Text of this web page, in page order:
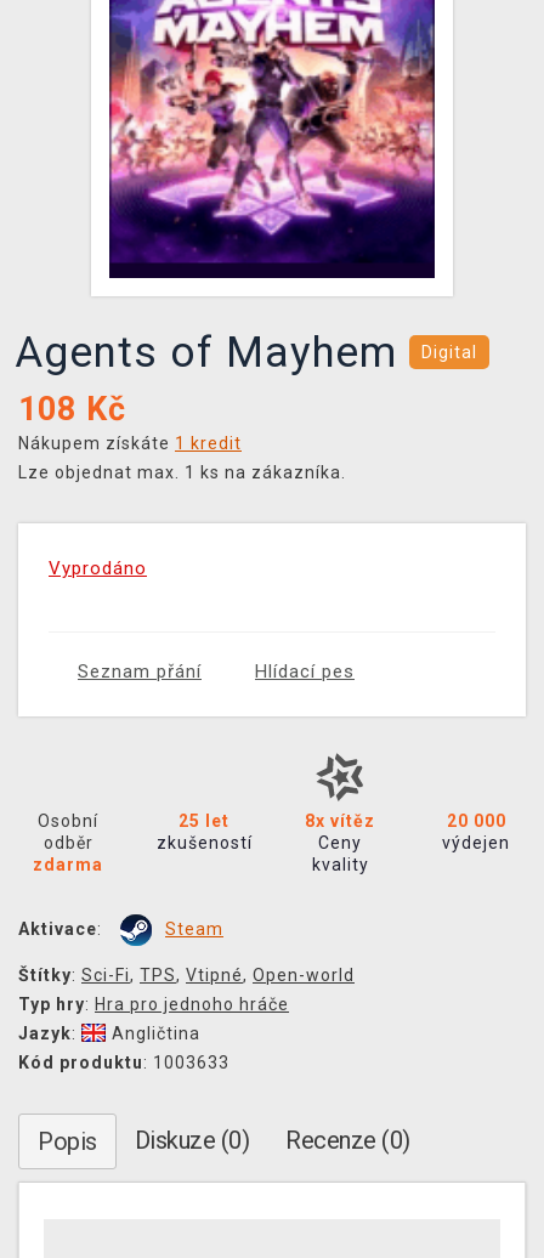
DOPRAVA
XZONE KLUB
TCG & BOARDGAME HUB
VÝKUP HER (BAZAR)
Agents of Mayhem Digital
108 Kč
Nákupem získáte 1 kredit
Lze objednat max. 1 ks na zákazníka.
Vyprodáno
Seznam přání Hlídací pes
Osobní
odběr
zdarma
25 let
zkušeností
8x vítěz
Ceny
kvality
20 000
výdejen
Aktivace: Steam
Štítky: Sci-Fi, TPS, Vtipné, Open-world
Typ hry: Hra pro jednoho hráče
Jazyk:
Angličtina
Kód produktu: 1003633
Popis Diskuze (0) Recenze (0)